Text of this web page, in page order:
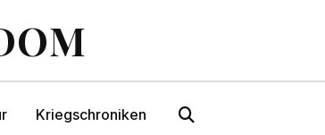
Kriegschroniken